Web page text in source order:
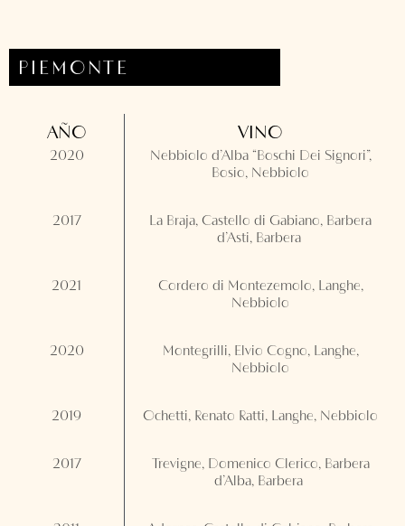
PIEMONTE
AÑO
2020
VINO
Nebbiolo d’Alba “Boschi Dei Signori”,
Bosio, Nebbiolo
2017
La Braja, Castello di Gabiano, Barbera
d’Asti, Barbera
2021
Cordero di Montezemolo, Langhe,
Nebbiolo
2020
Montegrilli, Elvio Cogno, Langhe,
Nebbiolo
2019 Ochetti, Renato Ratti, Langhe, Nebbiolo
2017
Trevigne, Domenico Clerico, Barbera
d’Alba, Barbera